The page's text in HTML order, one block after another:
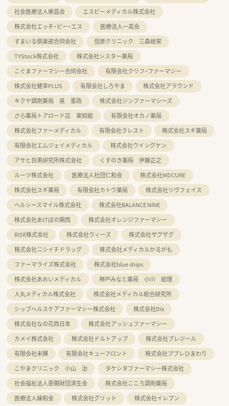
社会医療法人榮昌会
エスピーメディカル株式会社
株式会社エッチ・ピー・エス
医療法人一高会
すまいる倶楽部合同会社
信原クリニック 三森岐栄
TYStock株式会社
株式会社シスター薬局
こぐまファーマシー合同会社
有限会社クリフ・ファーマシー
株式会社健幸PLUS
有限会社しろやま
株式会社アラウンド
キクヤ調剤薬局 泉 憲政
株式会社ジンファーマシーズ
さら薬局トアロード店 東知絵
有限会社オカノ薬局
株式会社ファーメディカル
有限会社クレスト
株式会社スギ薬局
有限会社エムジェイメディカル
株式会社ウイングケン
アサヒ目黒研究所株式会社
くすのき薬局 伊藤正之
ルーツ株式会社
医療法人社団仁和会
株式会社MDCURE
株式会社スギ薬局
有限会社カトウ薬局
株式会社リヴフェイス
ヘルシースマイル株式会社
株式会社BALANCE NINE
株式会社あけぼの関西
株式会社オレンジファーマシー
RISE株式会社
株式会社ウィーズ
株式会社ザグザグ
株式会社ニシイチドラッグ
株式会社メディカルかるがも
ファーマライズ株式会社
株式会社blue ships
株式会社あおいメディカル
神戸みなと薬局 小川 絵理
人丸メディカル株式会社
株式会社メディカル総合研究所
シップヘルスケアファーマシー株式会社
株式会社Dix
株式会社なの花西日本
株式会社アッシュファーマシー
カメイ株式会社
株式会社ドルトアップ
株式会社プレジール
有限会社未輝
有限会社キューフロント
株式会社ププレひまわり
こやまクリニック 小山 治
タケシタファーマシー株式会社
社会福祉法人恩賜財団済生会
株式会社こころ調剤薬局
医療法人縁和会
株式会社グリット
株式会社イレブン